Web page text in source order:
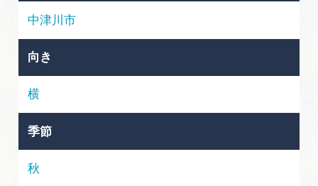
岐阜県観光データベース
中津川市
向き
横
季節
秋